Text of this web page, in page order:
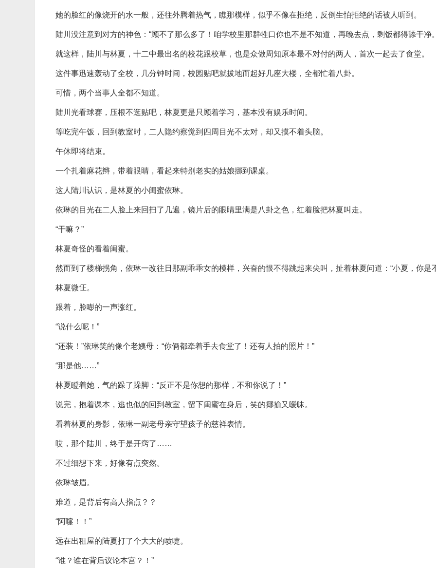
她的脸红的像烧开的水一般，还往外腾着热气，瞧那模样，似乎不像在拒绝，反倒生怕拒绝的话被人听到。
陆川没注意到对方的神色：“顾不了那么多了！咱学校里那群牲口你也不是不知道，再晚去点，剩饭都得舔干净
就这样，陆川与林夏，十二中最出名的校花跟校草，也是众做周知原本最不对付的两人，首次一起去了食堂。
这件事迅速轰动了全校，几分钟时间，校园贴吧就拔地而起好几座大楼，全都忙着八卦。
可惜，两个当事人全都不知道。
陆川光看球赛，压根不逛贴吧，林夏更是只顾着学习，基本没有娱乐时间。
等吃完午饭，回到教室时，二人隐约察觉到四周目光不太对，却又摸不着头脑。
午休即将结束。
一个扎着麻花辫，带着眼睛，看起来特别老实的姑娘挪到课桌。
这人陆川认识，是林夏的小闺蜜依琳。
依琳的目光在二人脸上来回扫了几遍，镜片后的眼睛里满是八卦之色，红着脸把林夏叫走。
“干嘛？”
林夏奇怪的看着闺蜜。
然而到了楼梯拐角，依琳一改往日那副乖乖女的模样，兴奋的恨不得跳起来尖叫，扯着林夏问道：“小夏，你是
林夏微怔。
跟着，脸嘭的一声涨红。
“说什么呢！”
“还装！”依琳笑的像个老姨母：“你俩都牵着手去食堂了！还有人拍的照片！”
“那是他……”
林夏瞪着她，气的跺了跺脚：“反正不是你想的那样，不和你说了！”
说完，抱着课本，逃也似的回到教室，留下闺蜜在身后，笑的揶揄又暧昧。
看着林夏的身影，依琳一副老母亲守望孩子的慈祥表情。
哎，那个陆川，终于是开窍了……
不过细想下来，好像有点突然。
依琳皱眉。
难道，是背后有高人指点？？
“阿嚏！！”
远在出租屋的陆夏打了个大大的喷嚏。
“谁？谁在背后议论本宫？！”